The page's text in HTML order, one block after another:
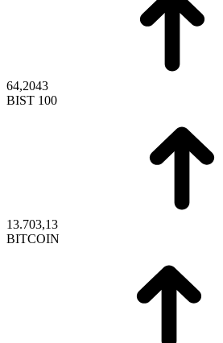
64,2043
BIST 100
13.703,13
BITCOIN